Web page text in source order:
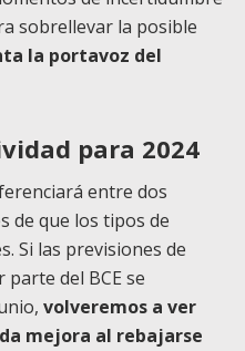
sobrellevar la posible
la portavoz del
para 2024
entre dos
de que los tipos de
Si las previsiones de
del BCE se
volveremos a ver
mejora al rebajarse